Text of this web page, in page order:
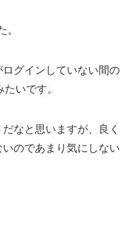
。
グインしていない間の
いです。
なと思いますが、良く
のであまり気にしない